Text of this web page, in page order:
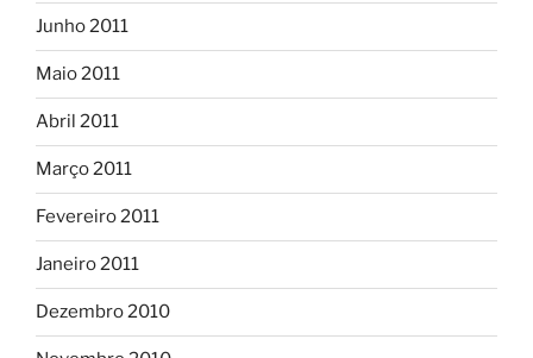
Junho 2011
Maio 2011
Abril 2011
Março 2011
Fevereiro 2011
Janeiro 2011
Dezembro 2010